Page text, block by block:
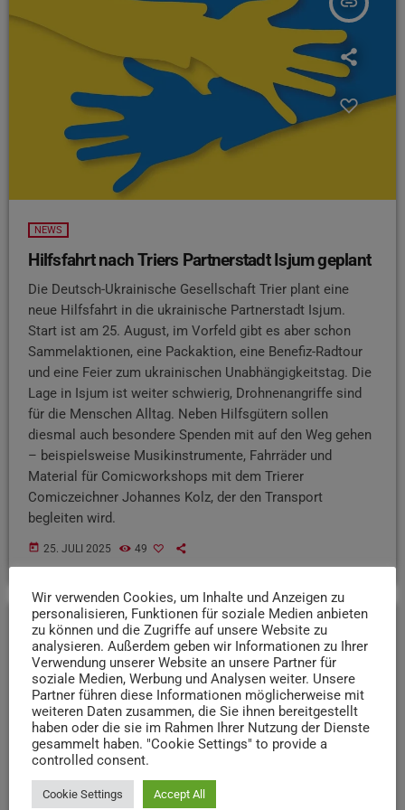
NEWS
Hilfsfahrt nach Triers Partnerstadt Isjum geplant
Die Deutsch-Ukrainische Gesellschaft Trier plant eine
neue Hilfsfahrt in die ukrainische Partnerstadt Isjum.
Start ist am 25. August, im Vorfeld gibt es aber schon
Sammelaktionen, eine Packaktion, eine Benefiz-Radtour
und eine Feier zum ukrainischen Unabhängigkeitstag. Die
Lage in Isjum ist weiter schwierig, Drohnenangriffe sind
für die Menschen Alltag. Neben Hilfsgütern sollen
diesmal auch besondere Spenden mit auf den Weg gehen
– beispielsweise Musikinstrumente, Fahrräder und
Material für Comicworkshops mit dem Trierer
Comiczeichner Johannes Kolz, der den Transport
begleiten wird.
today 25. JULI 2025 49
insert_link
Wir verwenden Cookies, um Inhalte und Anzeigen zu
personalisieren, Funktionen für soziale Medien anbieten
zu können und die Zugriffe auf unsere Website zu
analysieren. Außerdem geben wir Informationen zu Ihrer
Verwendung unserer Website an unsere Partner für
soziale Medien, Werbung und Analysen weiter. Unsere
Partner führen diese Informationen möglicherweise mit
weiteren Daten zusammen, die Sie ihnen bereitgestellt
haben oder die sie im Rahmen Ihrer Nutzung der Dienste
gesammelt haben. "Cookie Settings" to provide a
controlled consent.
Cookie Settings Accept All